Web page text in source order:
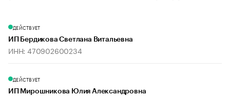
ДЕЙСТВУЕТ
ИП Бердикова Светлана Витальевна
ИНН: 470902600234
ДЕЙСТВУЕТ
ИП Мирошникова Юлия Александровна